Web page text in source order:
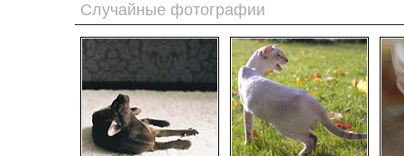
Случайные фотографии